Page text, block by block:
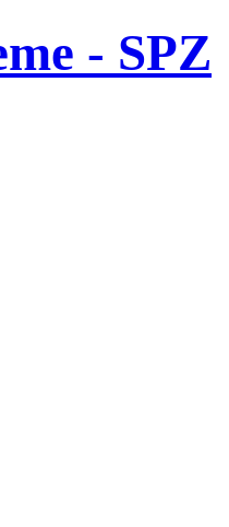
- SPZ